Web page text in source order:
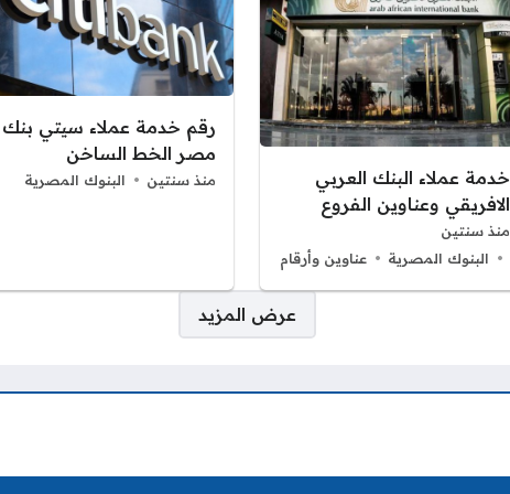
خدمة عملاء البنك العربي
الافريقي وعناوين الفروع
منذ سنتين
البنوك المصرية
عناوين وأرقام
رقم خدمة عملاء سيتي بنك
مصر الخط الساخن
منذ سنتين البنوك المصرية
عرض المزيد